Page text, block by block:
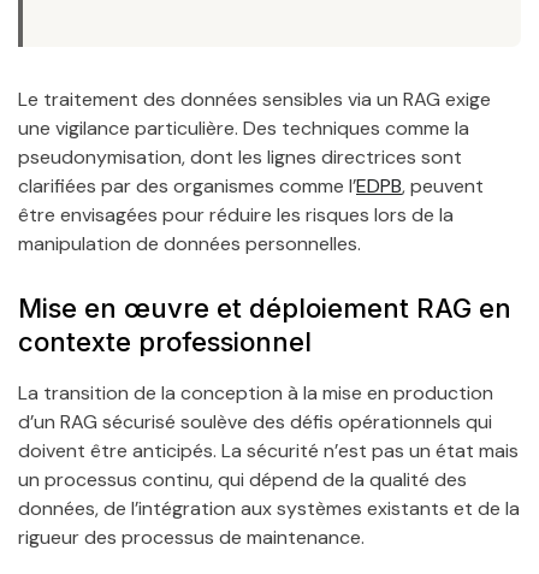
Le traitement des données sensibles via un RAG exige
une vigilance particulière. Des techniques comme la
pseudonymisation, dont les lignes directrices sont
clarifiées par des organismes comme l’EDPB, peuvent
être envisagées pour réduire les risques lors de la
manipulation de données personnelles.
Mise en œuvre et déploiement RAG en
contexte professionnel
La transition de la conception à la mise en production
d’un RAG sécurisé soulève des défis opérationnels qui
doivent être anticipés. La sécurité n’est pas un état mais
un processus continu, qui dépend de la qualité des
données, de l’intégration aux systèmes existants et de la
rigueur des processus de maintenance.